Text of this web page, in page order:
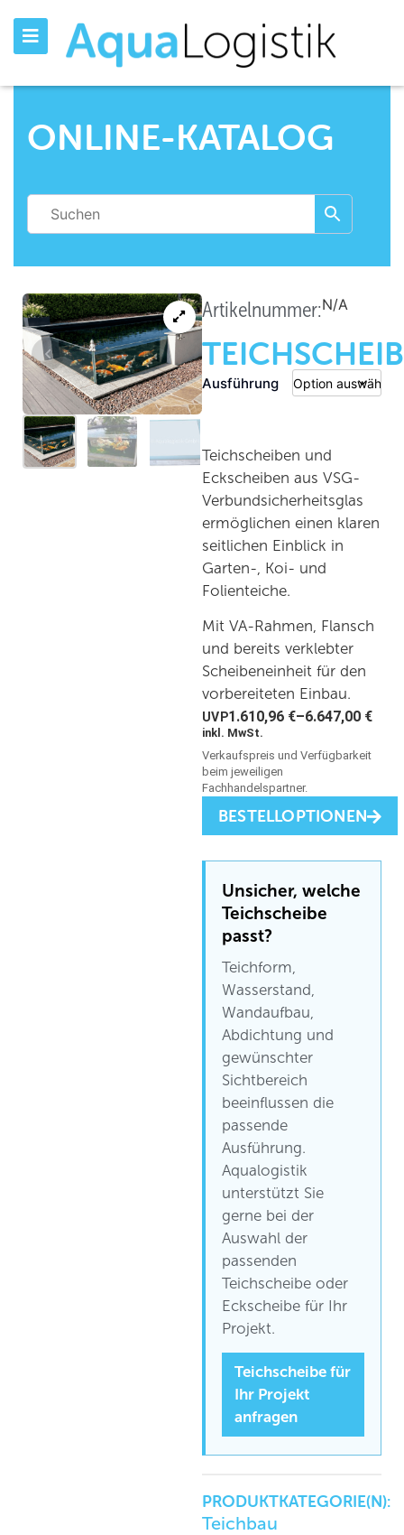
ONLINE-KATALOG
Artikelnummer:N/A
Ausführung
Teichscheiben und
Eckscheiben aus VSG-
Verbundsicherheitsglas
ermöglichen einen klaren
seitlichen Einblick in
Garten-, Koi- und
Folienteiche.
Mit VA-Rahmen, Flansch
und bereits verklebter
Scheibeneinheit für den
vorbereiteten Einbau.
1.610,96 €–6.647,00 €
inkl. MwSt.
BESTELLOPTIONEN
Unsicher, welche
Teichscheibe
passt?
Teichform,
Wasserstand,
Wandaufbau,
Abdichtung und
gewünschter
Sichtbereich
beeinflussen die
passende
Ausführung.
Aqualogistik
unterstützt Sie
gerne bei der
Auswahl der
passenden
Teichscheibe oder
Eckscheibe für Ihr
Projekt.
Teichscheibe für
Ihr Projekt
anfragen
PRODUKTKATEGORIE(N):
Teichbau